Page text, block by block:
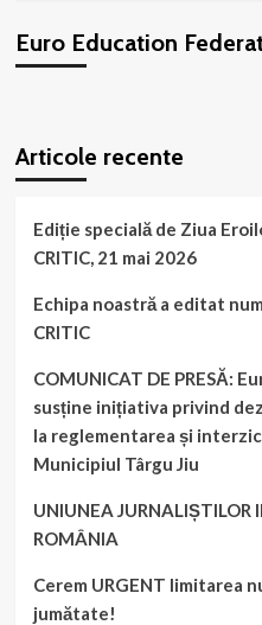
Asociaţia
al
Federation
Euro Education
Articole recente
Ediție specială de Ziua
CRITIC, 21 mai 2026
Echipa noastră a editat
CRITIC
COMUNICAT DE PRESĂ:
susține inițiativa privind
la reglementarea și
Municipiul Târgu Jiu
UNIUNEA JURNALIȘTILOR
ROMÂNIA
Cerem URGENT limitarea
jumătate!